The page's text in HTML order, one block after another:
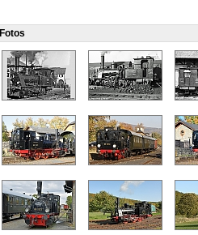
Fotos